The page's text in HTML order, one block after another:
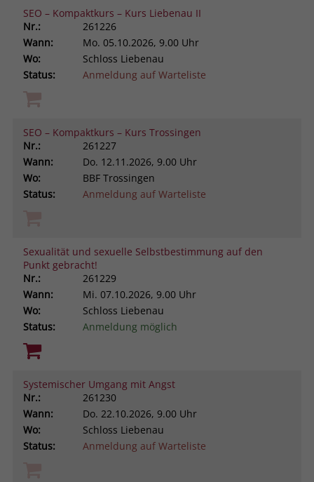
SEO – Kompaktkurs – Kurs Liebenau II
Nr.:
261226
Wann:
Mo. 05.10.2026, 9.00 Uhr
Wo:
Schloss Liebenau
Status:
Anmeldung auf Warteliste
SEO – Kompaktkurs – Kurs Trossingen
Nr.:
261227
Wann:
Do. 12.11.2026, 9.00 Uhr
Wo:
BBF Trossingen
Status:
Anmeldung auf Warteliste
Sexualität und sexuelle Selbstbestimmung auf den
Punkt gebracht!
Nr.:
261229
Wann:
Mi. 07.10.2026, 9.00 Uhr
Wo:
Schloss Liebenau
Status:
Anmeldung möglich
Systemischer Umgang mit Angst
Nr.:
261230
Wann:
Do. 22.10.2026, 9.00 Uhr
Wo:
Schloss Liebenau
Status:
Anmeldung auf Warteliste